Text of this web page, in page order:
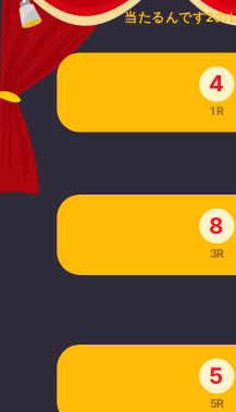
当たるんです2の
4
1R
8
3R
5
5R